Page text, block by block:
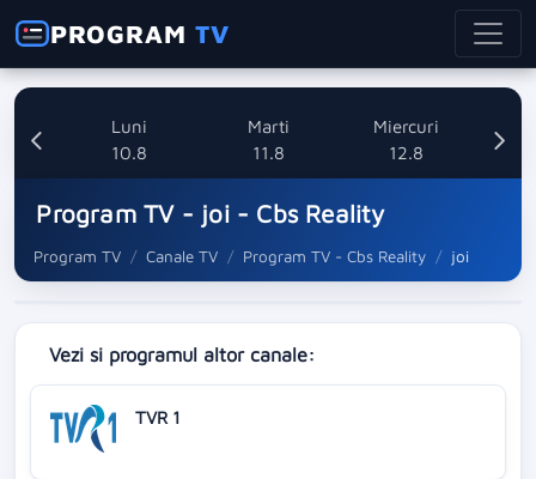
PROGRAMTV
Luni
10.8
Marti
11.8
Miercuri
12.8
Program TV - joi - Cbs Reality
Program TV Canale TV Program TV - Cbs Reality joi
Vezi si programul altor canale:
TVR 1